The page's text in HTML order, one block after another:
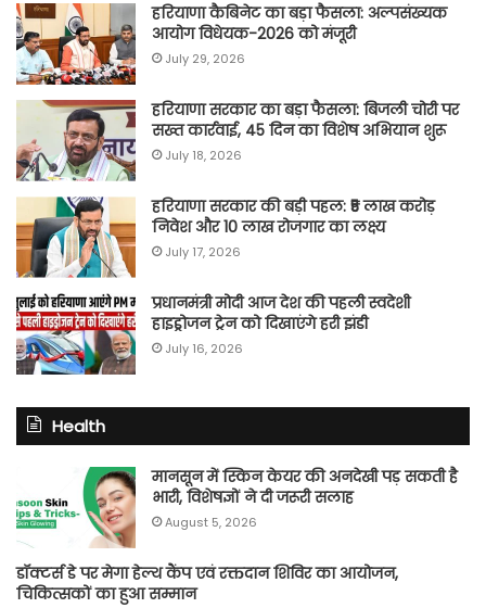
हरियाणा कैबिनेट का बड़ा फैसला: अल्पसंख्यक
आयोग विधेयक-2026 को मंजूरी
July 29, 2026
हरियाणा सरकार का बड़ा फैसला: बिजली चोरी पर
सख्त कार्रवाई, 45 दिन का विशेष अभियान शुरू
July 18, 2026
हरियाणा सरकार की बड़ी पहल: ₹5 लाख करोड़
निवेश और 10 लाख रोजगार का लक्ष्य
July 17, 2026
प्रधानमंत्री मोदी आज देश की पहली स्वदेशी
हाइड्रोजन ट्रेन को दिखाएंगे हरी झंडी
July 16, 2026
Health
मानसून में स्किन केयर की अनदेखी पड़ सकती है
भारी, विशेषज्ञों ने दी जरूरी सलाह
August 5, 2026
डॉक्टर्स डे पर मेगा हेल्थ कैंप एवं रक्तदान शिविर का आयोजन,
चिकित्सकों का हुआ सम्मान